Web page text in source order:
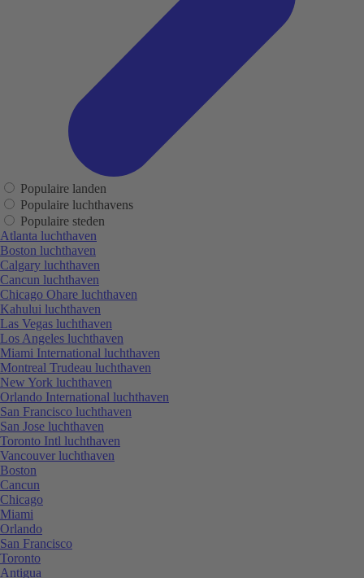
Populaire landen
Populaire luchthavens
Populaire steden
Atlanta luchthaven
Boston luchthaven
Calgary luchthaven
Cancun luchthaven
Chicago Ohare luchthaven
Kahului luchthaven
Las Vegas luchthaven
Los Angeles luchthaven
Miami International luchthaven
Montreal Trudeau luchthaven
New York luchthaven
Orlando International luchthaven
San Francisco luchthaven
San Jose luchthaven
Toronto Intl luchthaven
Vancouver luchthaven
Boston
Cancun
Chicago
Miami
Orlando
San Francisco
Toronto
Antigua